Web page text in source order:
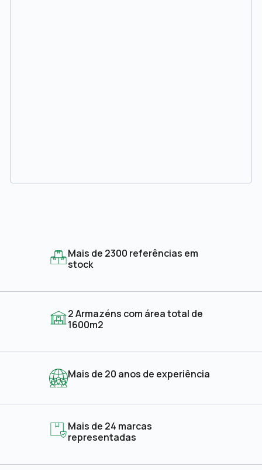
Mais de 2300 referências em
stock
2 Armazéns com área total de
1600m2
Mais de 20 anos de experiência
Mais de 24 marcas
representadas